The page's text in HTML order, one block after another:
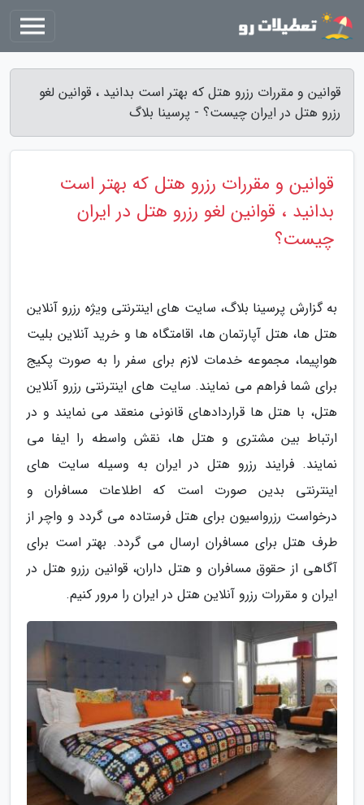
قوانین و مقررات رزرو هتل که بهتر است بدانید ، قوانین لغو
رزرو هتل در ایران چیست؟ - پرسینا بلاگ
قوانین و مقررات رزرو هتل که بهتر است
بدانید ، قوانین لغو رزرو هتل در ایران
چیست؟
به گزارش پرسینا بلاگ، سایت های اینترنتی ویژه رزرو آنلاین
هتل ها، هتل آپارتمان ها، اقامتگاه ها و خرید آنلاین بلیت
هواپیما، مجموعه خدمات لازم برای سفر را به صورت پکیج
برای شما فراهم می نمایند. سایت های اینترنتی رزرو آنلاین
هتل، با هتل ها قراردادهای قانونی منعقد می نمایند و در
ارتباط بین مشتری و هتل ها، نقش واسطه را ایفا می
نمایند. فرایند رزرو هتل در ایران به وسیله سایت های
اینترنتی بدین صورت است که اطلاعات مسافران و
درخواست رزرواسیون برای هتل فرستاده می گردد و واچر از
طرف هتل برای مسافران ارسال می گردد. بهتر است برای
آگاهی از حقوق مسافران و هتل داران، قوانین رزرو هتل در
ایران و مقررات رزرو آنلاین هتل در ایران را مرور کنیم.